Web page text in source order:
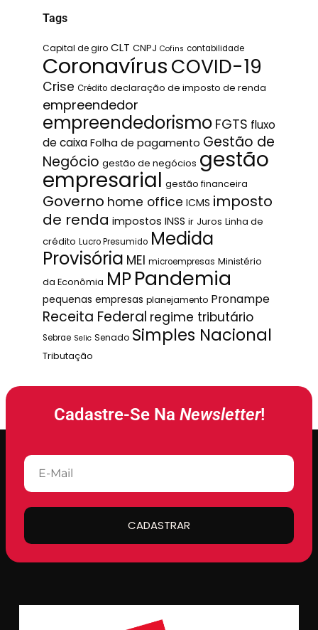
Tags
Capital de giro CLT CNPJ Cofins contabilidade
CoronavírusCOVID-19
Crise Crédito declaração de imposto de renda
empreendedor
empreendedorismo FGTS fluxo
de caixa Folha de pagamento Gestão de
Negócio gestão de negócios gestão
empresarial gestão financeira
Governo home office ICMS imposto
de renda impostos INSS ir Juros Linha de
crédito Lucro Presumido Medida
Provisória MEI microempresas Ministério
da Econômia MPPandemia
pequenas empresas planejamento Pronampe
Receita Federal regime tributário
Sebrae Selic Senado Simples Nacional
Tributação
Cadastre-Se Na Newsletter!
CADASTRAR